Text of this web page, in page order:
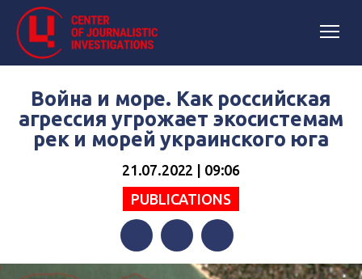
Война и море. Как российская
агрессия угрожает экосистемам
рек и морей украинского юга
21.07.2022 | 09:06
PUBLICATIONS
FacebookTwitterTelegram